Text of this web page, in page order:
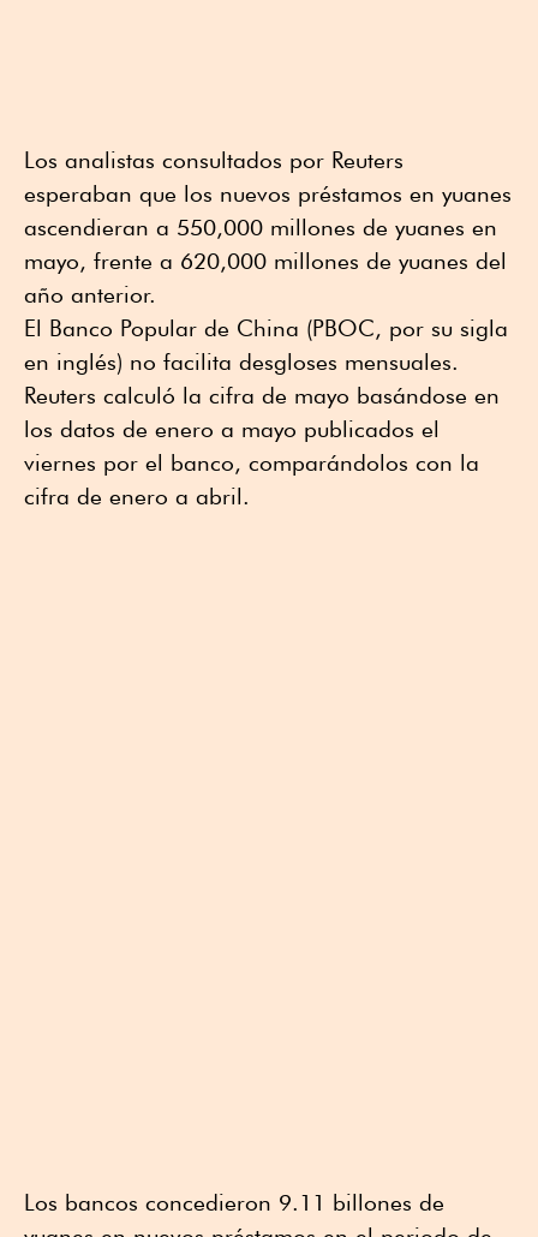
Los analistas consultados por Reuters
esperaban que los nuevos préstamos en yuanes
ascendieran a 550,000 millones de yuanes en
mayo, frente a 620,000 millones de yuanes del
año anterior.
El Banco Popular de China (PBOC, por su sigla
en inglés) no facilita desgloses mensuales.
Reuters calculó la cifra de mayo basándose en
los datos de enero a mayo publicados el
viernes por el banco, comparándolos con la
cifra de enero a abril.
Los bancos concedieron 9.11 billones de